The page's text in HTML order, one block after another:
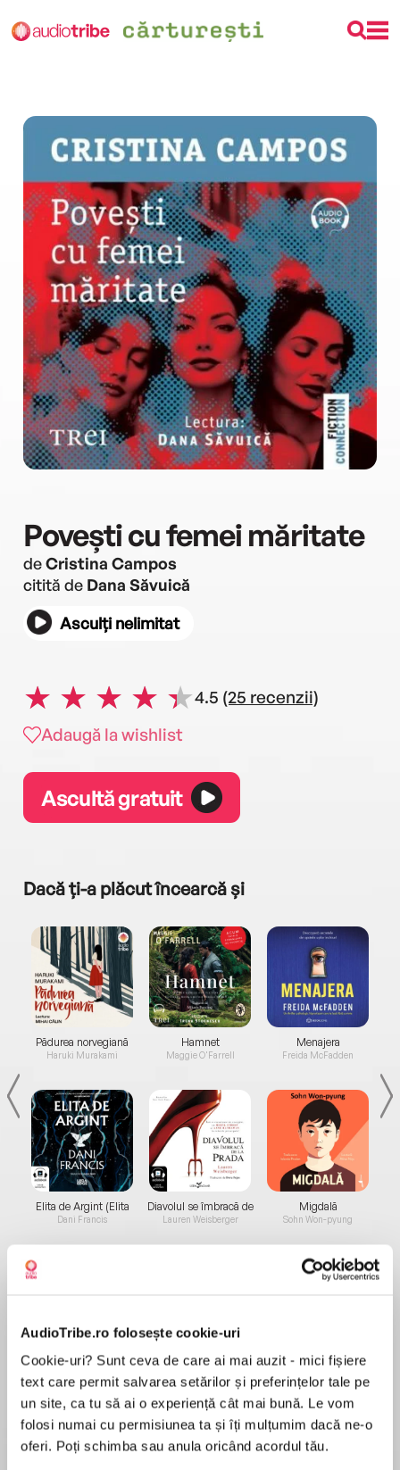
AudioTribe.ro folosește cookie-uri
Cookie-uri? Sunt ceva de care ai mai auzit - mici fișiere
text care permit salvarea setărilor și preferințelor tale pe
un site, ca tu să ai o experiență cât mai bună. Le vom
folosi numai cu permisiunea ta și îți mulțumim dacă ne-o
oferi. Poți schimba sau anula oricând acordul tău.
Povești cu femei măritate
deCristina Campos
citită de Dana Săvuică
Asculți nelimitat
4.5 (25 recenzii)
Adaugă la wishlist
Ascultă gratuit
Dacă ți-a plăcut încearcă și
Pădurea norvegiană
Haruki Murakami
Elita de Argint (Elita
de...
Dani Francis
Hamnet
Maggie O'Farrell
Diavolul se îmbracă de
la...
Lauren Weisberger
Menajera
Freida McFadden
Migdală
Sohn Won-pyung
Gabriela este jurnalistă. După cincisprezece ani
de căsnicie, se implică într-o relație cu un
bărbat la care visează de ani întregi și începe să
ducă o viață dublă. Silvia este fotografă. Soțul
ei este un bărbat bun, dar nu o face fericită.
Cósima, o stilistă deosebit de talentată,
MAI MULT